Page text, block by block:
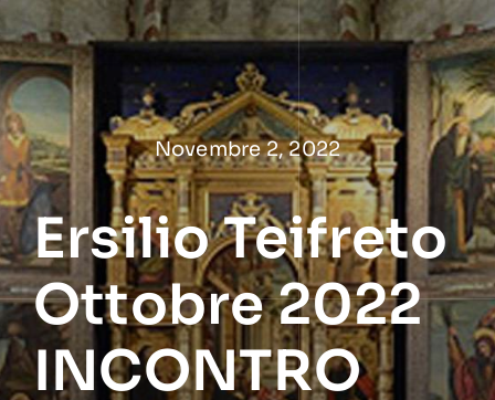
Salta
al
contenuto
Novembre 2, 2022
Ersilio Teifreto
Ottobre 2022
INCONTRO